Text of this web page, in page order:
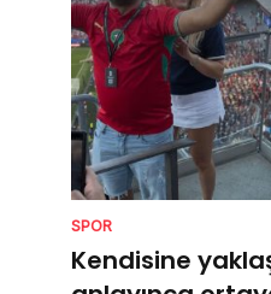
SPOR
Kendisine